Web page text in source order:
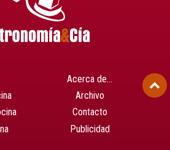
Acerca de…
Archivo
Contacto
Publicidad